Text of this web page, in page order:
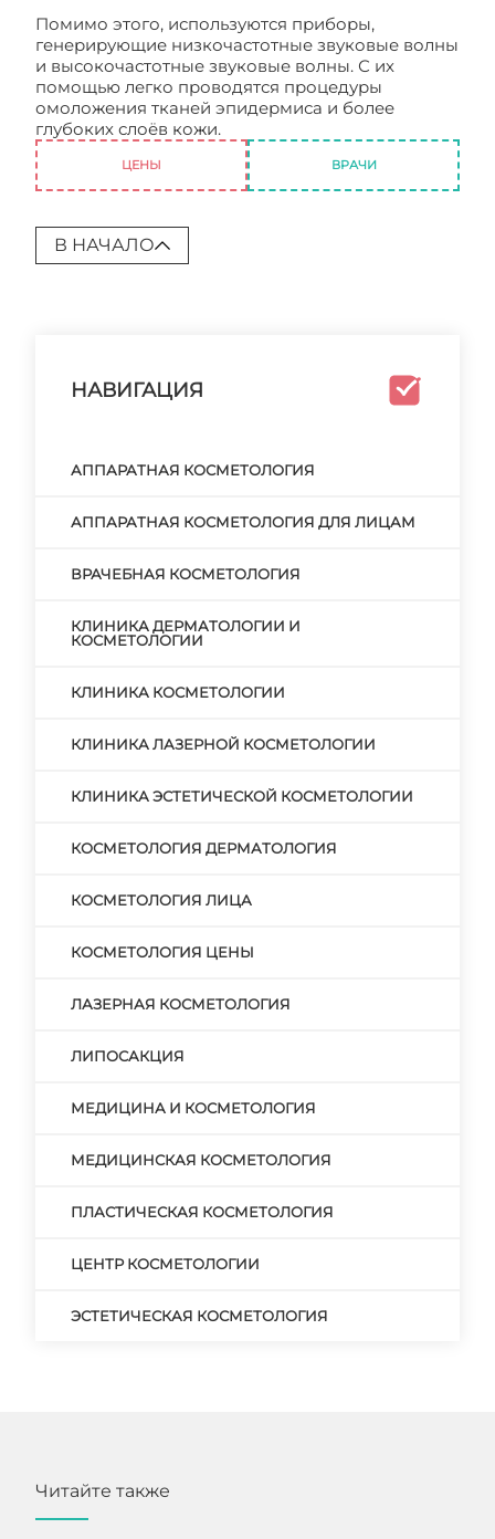
Помимо этого, используются приборы,
генерирующие низкочастотные звуковые волны
и высокочастотные звуковые волны. С их
помощью легко проводятся процедуры
омоложения тканей эпидермиса и более
глубоких слоёв кожи.
ЦЕНЫ ВРАЧИ
В НАЧАЛО
НАВИГАЦИЯ
АППАРАТНАЯ КОСМЕТОЛОГИЯ
АППАРАТНАЯ КОСМЕТОЛОГИЯ ДЛЯ ЛИЦАМ
ВРАЧЕБНАЯ КОСМЕТОЛОГИЯ
КЛИНИКА ДЕРМАТОЛОГИИ И
КОСМЕТОЛОГИИ
КЛИНИКА КОСМЕТОЛОГИИ
КЛИНИКА ЛАЗЕРНОЙ КОСМЕТОЛОГИИ
КЛИНИКА ЭСТЕТИЧЕСКОЙ КОСМЕТОЛОГИИ
КОСМЕТОЛОГИЯ ДЕРМАТОЛОГИЯ
КОСМЕТОЛОГИЯ ЛИЦА
КОСМЕТОЛОГИЯ ЦЕНЫ
ЛАЗЕРНАЯ КОСМЕТОЛОГИЯ
ЛИПОСАКЦИЯ
МЕДИЦИНА И КОСМЕТОЛОГИЯ
МЕДИЦИНСКАЯ КОСМЕТОЛОГИЯ
ПЛАСТИЧЕСКАЯ КОСМЕТОЛОГИЯ
ЦЕНТР КОСМЕТОЛОГИИ
ЭСТЕТИЧЕСКАЯ КОСМЕТОЛОГИЯ
Читайте также